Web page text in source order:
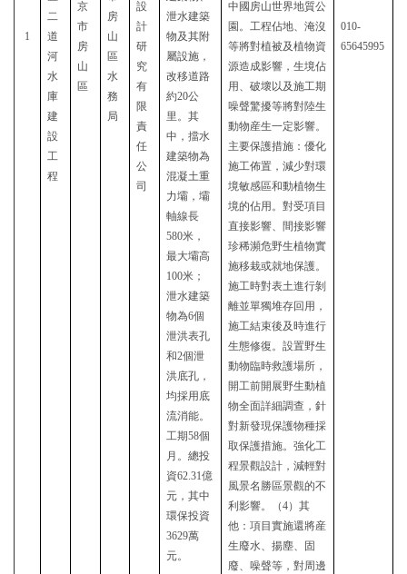
1
二
道
河
水
庫
建
設
工
程
京
市
房
山
區
房
山
區
水
務
局
設
計
研
究
有
限
責
任
公
司
泄水建築
物及其附
屬設施，
改移道路
約20公
里。其
中，擋水
建築物為
混凝土重
力壩，壩
軸線長
580米，
最大壩高
100米；
泄水建築
物為6個
泄洪表孔
和2個泄
洪底孔，
均採用底
流消能。
工期58個
月 。總投
資62.31億
元，其中
環保投資
3629萬
元。
中國房山世界地質公
園。工程佔地、淹沒
等將對植被及植物資
源造成影響，生境佔
用、破壞以及施工期
噪聲驚擾等將對陸生
動物産生一定影響。
主要保護措施：優化
施工佈置，減少對環
境敏感區和動植物生
境的佔用。對受項目
直接影響、間接影響
珍稀瀕危野生植物實
施移栽或就地保護。
施工時對表土進行剝
離並單獨堆存回用，
施工結束後及時進行
生態修復。設置野生
動物臨時救護場所 ，
開工前開展野生動植
物全面詳細調查，針
對新發現保護物種採
取保護措施。強化工
程景觀設計，減輕對
風景名勝區景觀的不
利影響。（4）其
他 ：項目實施還將産
生廢水、揚塵、固
廢、噪聲等，對周邊
010-
65645995